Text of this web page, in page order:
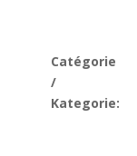
Catégorie
/
Kategorie: